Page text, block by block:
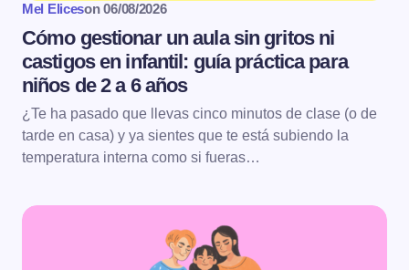
Mel Eliceson 06/08/2026
Cómo gestionar un aula sin gritos ni
castigos en infantil: guía práctica para
niños de 2 a 6 años
¿Te ha pasado que llevas cinco minutos de clase (o de
tarde en casa) y ya sientes que te está subiendo la
temperatura interna como si fueras…